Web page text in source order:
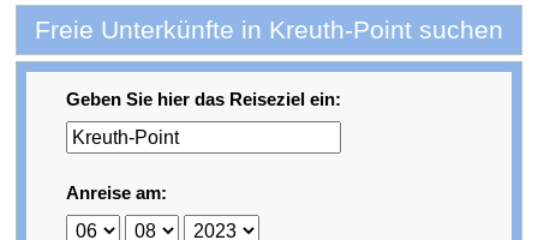
Freie Unterkünfte in Kreuth-Point suchen
Geben Sie hier das Reiseziel ein:
Anreise am: